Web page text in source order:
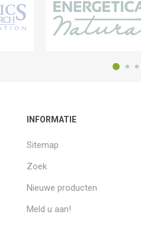
INFORMATIE
Sitemap
Zoek
Nieuwe producten
Meld u aan!